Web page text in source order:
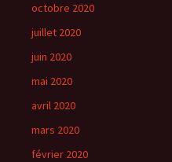
octobre 2020
juillet 2020
juin 2020
mai 2020
avril 2020
mars 2020
février 2020